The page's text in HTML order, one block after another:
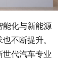
能化与新能源
不断提升。
世代汽车专业